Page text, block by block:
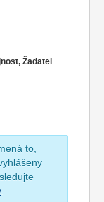
Žadatel
to,
.